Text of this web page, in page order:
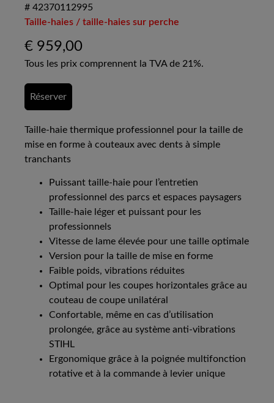
# 42370112995
Taille-haies / taille-haies sur perche
€ 959,00
Tous les prix comprennent la TVA de 21%.
Réserver
Taille-haie thermique professionnel pour la taille de
mise en forme à couteaux avec dents à simple
tranchants
Puissant taille-haie pour l’entretien
professionnel des parcs et espaces paysagers
Taille-haie léger et puissant pour les
professionnels
Vitesse de lame élevée pour une taille optimale
Version pour la taille de mise en forme
Faible poids, vibrations réduites
Optimal pour les coupes horizontales grâce au
couteau de coupe unilatéral
Confortable, même en cas d’utilisation
prolongée, grâce au système anti-vibrations
STIHL
Ergonomique grâce à la poignée multifonction
rotative et à la commande à levier unique